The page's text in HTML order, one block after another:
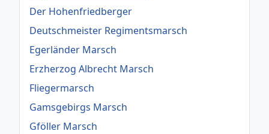
Der Hohenfriedberger
Deutschmeister Regimentsmarsch
Egerländer Marsch
Erzherzog Albrecht Marsch
Fliegermarsch
Gamsgebirgs Marsch
Gföller Marsch